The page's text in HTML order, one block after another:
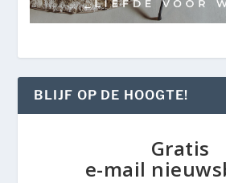
BLIJF OP DE HOOGTE!
Gratis
e-mail